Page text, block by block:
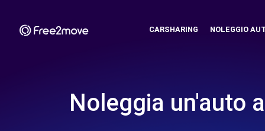
CARSHARING NOLEGGIO
Noleggia un'auto a